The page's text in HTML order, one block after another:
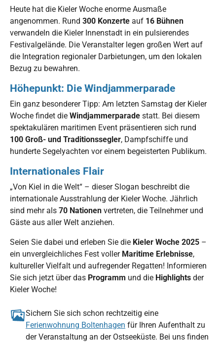
Heute hat die Kieler Woche enorme Ausmaße
angenommen. Rund 300 Konzerte auf 16 Bühnen
verwandeln die Kieler Innenstadt in ein pulsierendes
Festivalgelände. Die Veranstalter legen großen Wert auf
die Integration regionaler Darbietungen, um den lokalen
Bezug zu bewahren.
Höhepunkt: Die Windjammerparade
Ein ganz besonderer Tipp: Am letzten Samstag der Kieler
Woche findet die Windjammerparade statt. Bei diesem
spektakulären maritimen Event präsentieren sich rund
100 Groß- und Traditionssegler, Dampfschiffe und
hunderte Segelyachten vor einem begeisterten Publikum.
Internationales Flair
„Von Kiel in die Welt“ – dieser Slogan beschreibt die
internationale Ausstrahlung der Kieler Woche. Jährlich
sind mehr als 70 Nationen vertreten, die Teilnehmer und
Gäste aus aller Welt anziehen.
Seien Sie dabei und erleben Sie die Kieler Woche 2025 –
ein unvergleichliches Fest voller Maritime Erlebnisse,
kultureller Vielfalt und aufregender Regatten! Informieren
Sie sich jetzt über das Programm und die Highlights der
Kieler Woche!
Sichern Sie sich schon rechtzeitig eine
Ferienwohnung Boltenhagen für Ihren Aufenthalt zu
der Veranstaltung an der Ostseeküste. Bei uns finden